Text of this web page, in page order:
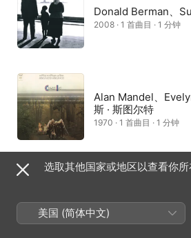
Donald Berman、
2008 · 1 首曲目 · 1 分钟
Alan Mandel、
斯 · 斯图尔特
1970 · 1 首曲目 · 1 分钟
什
1987 · 1 首曲目 · 1 分钟
选取其他国家或地区以查看你
美国 (简体中文)